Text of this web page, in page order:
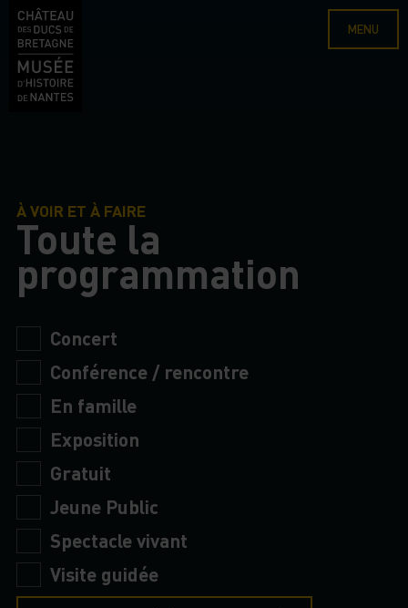
MENU
À VOIR ET À FAIRE
Toute la
programmation
Concert
Conférence / rencontre
En famille
Exposition
Gratuit
Jeune Public
Spectacle vivant
Visite guidée